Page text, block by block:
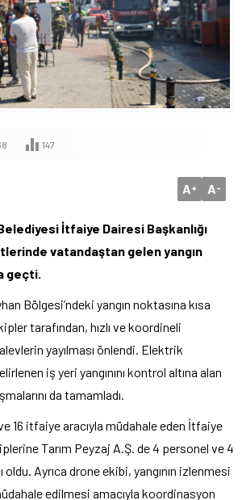
147
A+ A-
İtfaiye Dairesi Başkanlığı
vatandaştan gelen yangın
geçti.
Bölgesi’ndeki yangın noktasına kısa
tarafından, hızlı ve koordineli
yayılması önlendi. Elektrik
iş yeri yangınını kontrol altına alan
da tamamladı.
16 itfaiye aracıyla müdahale eden İtfaiye
Tarım Peyzaj A.Ş. de 4 personel ve 4
oldu. Ayrıca drone ekibi, yangının izlenmesi
edilmesi amacıyla koordinasyon